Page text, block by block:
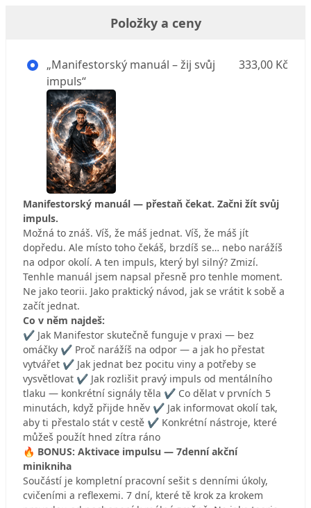
Položky a ceny
„Manifestorský manuál – žij svůj
impuls“
333,00 Kč
Manifestorský manuál — přestaň čekat. Začni žít svůj
impuls.
Možná to znáš. Víš, že máš jednat. Víš, že máš jít
dopředu. Ale místo toho čekáš, brzdíš se… nebo narážíš
na odpor okolí. A ten impuls, který byl silný? Zmizí.
Tenhle manuál jsem napsal přesně pro tenhle moment.
Ne jako teorii. Jako praktický návod, jak se vrátit k sobě a
začít jednat.
Co v něm najdeš:
✔ Jak Manifestor skutečně funguje v praxi — bez
omáčky ✔ Proč narážíš na odpor — a jak ho přestat
vytvářet ✔ Jak jednat bez pocitu viny a potřeby se
vysvětlovat ✔ Jak rozlišit pravý impuls od mentálního
tlaku — konkrétní signály těla ✔ Co dělat v prvních 5
minutách, když přijde hněv ✔ Jak informovat okolí tak,
aby ti přestalo stát v cestě ✔ Konkrétní nástroje, které
můžeš použít hned zítra ráno
🔥 BONUS: Aktivace impulsu — 7denní akční
minikniha
Součástí je kompletní pracovní sešit s denními úkoly,
cvičeními a reflexemi. 7 dní, které tě krok za krokem